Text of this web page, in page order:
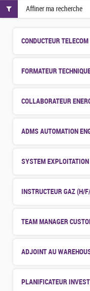
FORMATEUR
COLLABORATEUR
ADMS AUTOMATION
INSTRUCTEUR GAZ (H/
TEAM MANAGER
ADJOINT AU
Affiner ma recherche